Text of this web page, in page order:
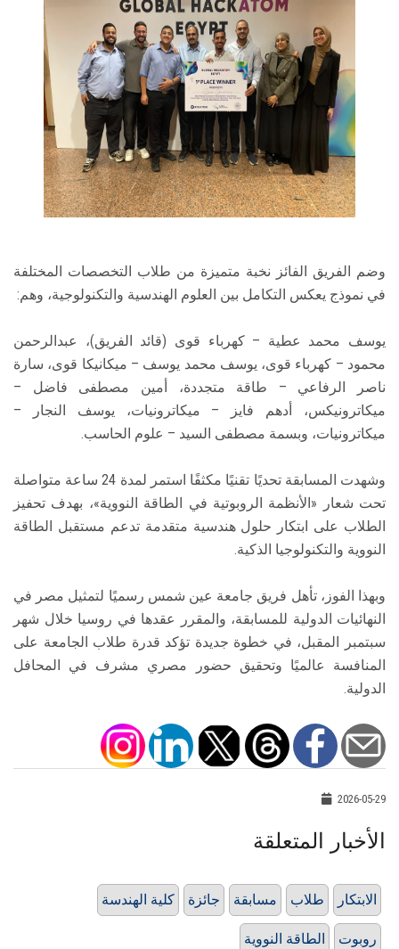
وضم الفريق الفائز نخبة متميزة من طلاب التخصصات المختلفة
في نموذج يعكس التكامل بين العلوم الهندسية والتكنولوجية، وهم:
يوسف محمد عطية – كهرباء قوى (قائد الفريق)، عبدالرحمن
محمود – كهرباء قوى، يوسف محمد يوسف – ميكانيكا قوى، سارة
ناصر الرفاعي – طاقة متجددة، أمين مصطفى فاضل –
ميكاترونيكس، أدهم فايز – ميكاترونيات، يوسف النجار –
ميكاترونيات، وبسمة مصطفى السيد – علوم الحاسب.
وشهدت المسابقة تحديًا تقنيًا مكثفًا استمر لمدة 24 ساعة متواصلة
تحت شعار «الأنظمة الروبوتية في الطاقة النووية»، بهدف تحفيز
الطلاب على ابتكار حلول هندسية متقدمة تدعم مستقبل الطاقة
النووية والتكنولوجيا الذكية.
وبهذا الفوز، تأهل فريق جامعة عين شمس رسميًا لتمثيل مصر في
النهائيات الدولية للمسابقة، والمقرر عقدها في روسيا خلال شهر
سبتمبر المقبل، في خطوة جديدة تؤكد قدرة طلاب الجامعة على
المنافسة عالميًا وتحقيق حضور مصري مشرف في المحافل
الدولية.
2026-05-29
الأخبار المتعلقة
كلية الهندسة جائزة مسابقة طلاب الابتكار
الطاقة النووية روبوت